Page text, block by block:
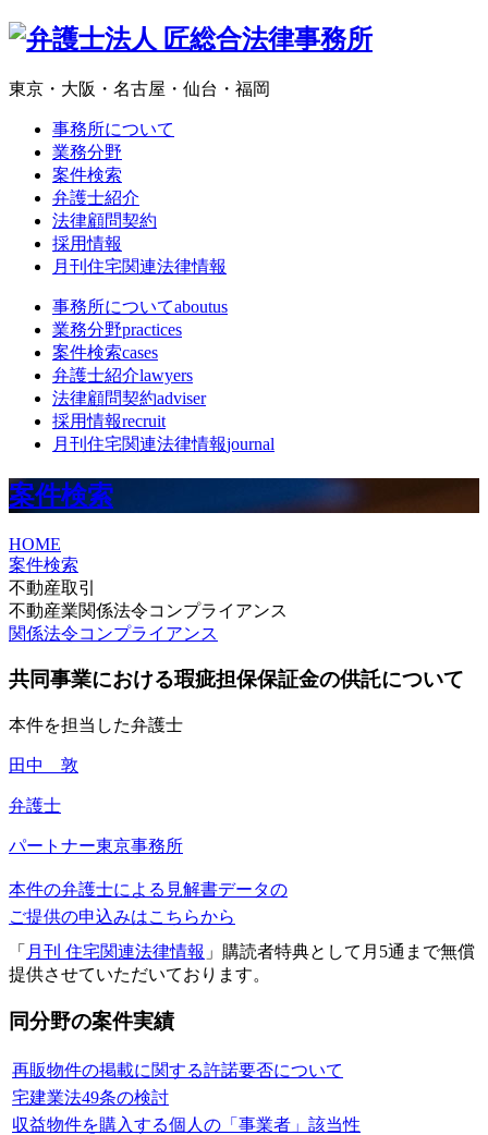
東京・大阪・名古屋・仙台・福岡
事務所について
業務分野
案件検索
弁護士紹介
法律顧問契約
採用情報
月刊住宅関連法律情報
事務所についてaboutus
業務分野practices
案件検索cases
弁護士紹介lawyers
法律顧問契約adviser
採用情報recruit
月刊住宅関連法律情報journal
案件検索
HOME
案件検索
不動産取引
不動産業関係法令コンプライアンス
関係法令コンプライアンス
共同事業における瑕疵担保保証金の供託について
本件を担当した弁護士
田中 敦
弁護士
パートナー東京事務所
本件の弁護士による見解書データの
ご提供の申込みはこちらから
「 月刊 住宅関連法律情報 」購読者特典として月5通まで無償
提供させていただいております。
同分野の案件実績
再販物件の掲載に関する許諾要否について
宅建業法49条の検討
収益物件を購入する個人の「事業者」該当性